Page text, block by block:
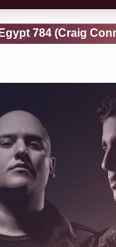
784 (Craig